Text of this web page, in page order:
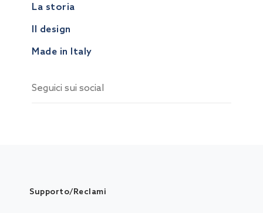
La storia
Il design
Made in Italy
Seguici sui social
Supporto/Reclami